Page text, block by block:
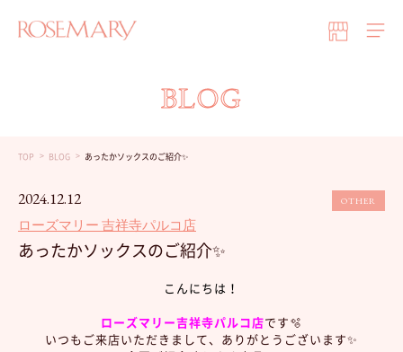
BLOG
TOP BLOG あったかソックスのご紹介✨
2024.12.12
ローズマリー 吉祥寺パルコ店
OTHER
あったかソックスのご紹介✨
こんにちは！
ローズマリー吉祥寺パルコ店です🫧
いつもご来店いただきまして、ありがとうございます✨